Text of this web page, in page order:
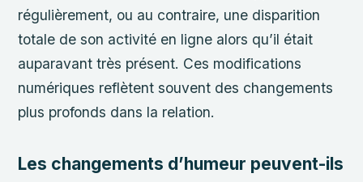
régulièrement, ou au contraire, une disparition
totale de son activité en ligne alors qu’il était
auparavant très présent. Ces modifications
numériques reflètent souvent des changements
plus profonds dans la relation.
Les changements d’humeur peuvent-ils